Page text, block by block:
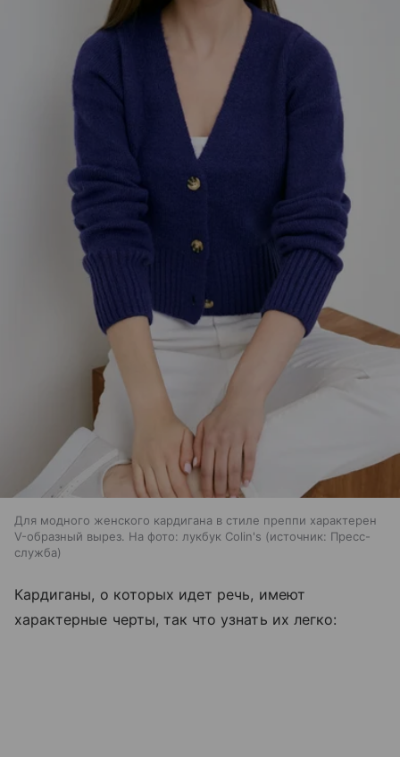
Для модного женского кардигана в стиле преппи характерен
V-образный вырез. На фото: лукбук Colin's
источник: Пресс-
служба
Кардиганы, о которых идет речь, имеют
характерные черты, так что узнать их легко: